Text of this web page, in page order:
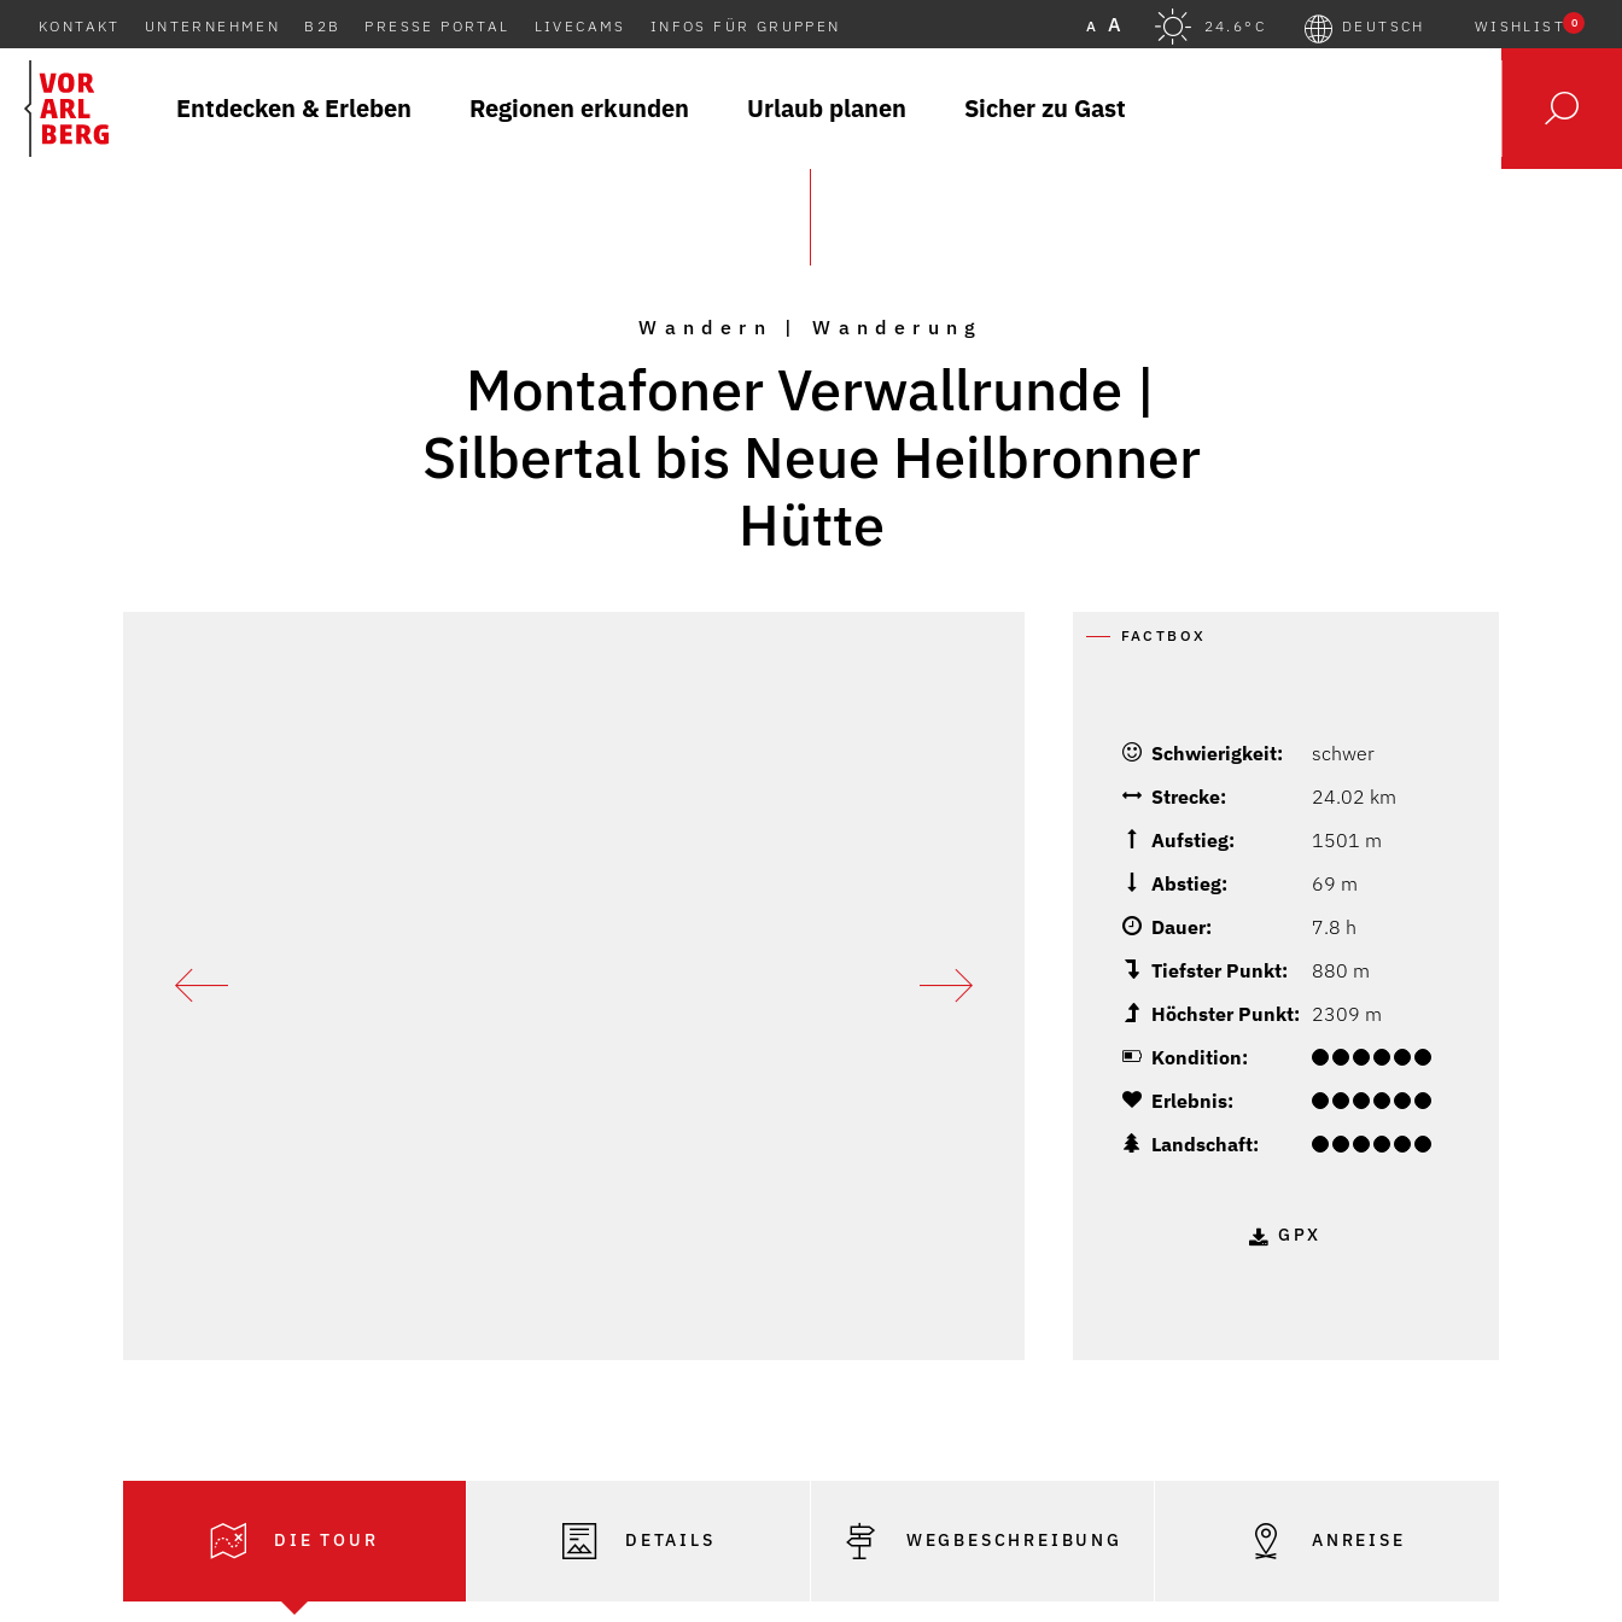
KONTAKT UNTERNEHMEN B2B PRESSE PORTAL LIVECAMS INFOS FÜR GRUPPEN A A 24.6°C DEUTSCH WISHLIST 0
Entdecken & Erleben Regionen erkunden Urlaub planen Sicher zu Gast
Wandern | Wanderung
Montafoner Verwallrunde |
Silbertal bis Neue Heilbronner
Hütte
FACTBOX
Schwierigkeit:
schwer
Strecke:
24.02 km
Aufstieg:
1501 m
Abstieg:
69 m
Dauer:
7.8 h
Tiefster Punkt:
880 m
Höchster Punkt: 2309 m
Kondition:
Erlebnis:
Landschaft:
GPX
DIE TOUR DETAILS WEGBESCHREIBUNG ANREISE